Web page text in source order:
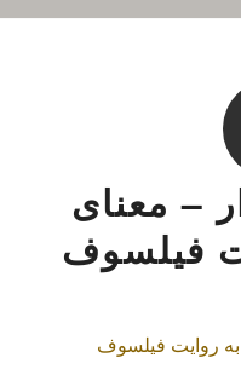
– معنای
فیلسوف